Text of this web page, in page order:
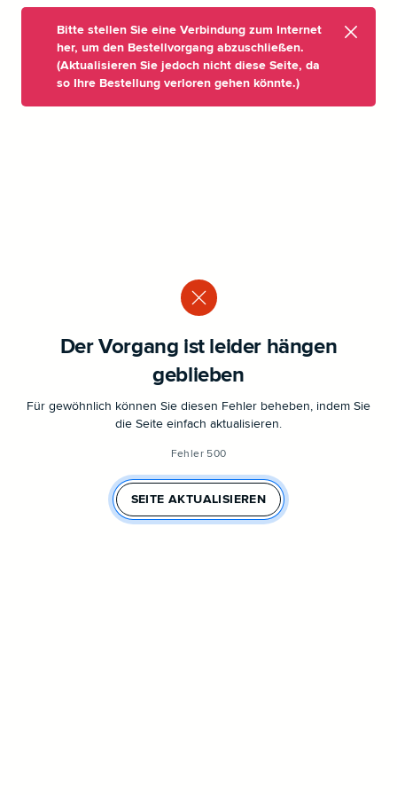
Bitte stellen Sie eine Verbindung zum Internet
her, um den Bestellvorgang abzuschließen.
(Aktualisieren Sie jedoch nicht diese Seite, da
so Ihre Bestellung verloren gehen könnte.)
Der Vorgang ist leider hängen
geblieben
Für gewöhnlich können Sie diesen Fehler beheben, indem Sie
die Seite einfach aktualisieren.
Fehler 500
SEITE AKTUALISIEREN